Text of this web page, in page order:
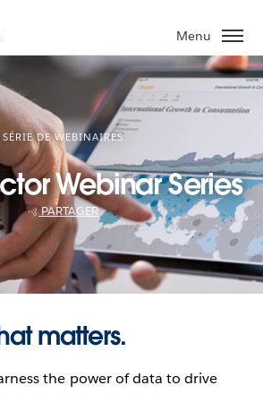
Menu
SÉRIE DE WEBINAIRES
Webinar Series
PARTAGER
matters.
the power of data to drive